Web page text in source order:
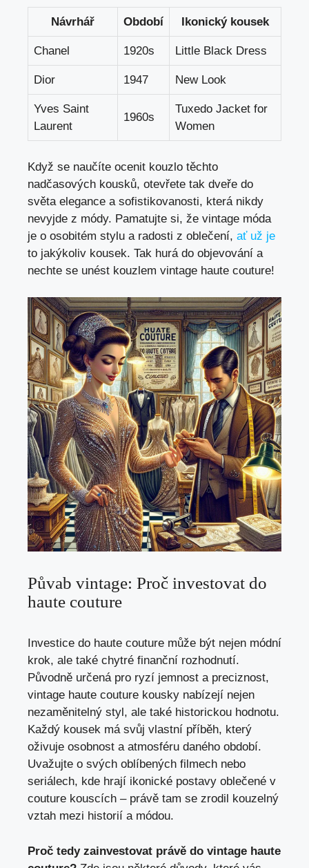
Návrhář Období Ikonický kousek
Chanel 1920s Little Black Dress
Dior 1947 New Look
Yves‌ Saint
Laurent
1960s
Tuxedo ⁤Jacket for
Women
Když se naučíte ocenit kouzlo⁢ těchto
nadčasových ​kousků, otevřete tak dveře do
světa elegance ‍a sofistikovanosti, která⁢ nikdy
nevyjde⁣ z módy. Pamatujte si, že vintage móda
je o osobitém stylu ⁤a ⁤radosti z oblečení, ať už je
to jakýkoliv kousek. Tak ⁢hurá do objevování a
nechte ⁣se ⁢unést⁣ kouzlem vintage haute couture!
Půvab vintage: Proč investovat do
‍haute couture
Investice do haute couture může být nejen módní
⁢krok, ale také ​chytré finanční rozhodnutí.
Původně určená pro ryzí jemnost a preciznost,
vintage haute couture kousky nabízejí nejen
nezaměnitelný styl, ale také⁤ historickou⁣ hodnotu.
Každý ‌kousek má svůj vlastní příběh, ⁤který
oživuje osobnost a atmosféru daného období.
Uvažujte⁣ o svých oblíbených filmech nebo
seriálech, kde hrají ikonické‌ postavy oblečené‌ v
couture kouscích – právě⁤ tam se zrodil kouzelný
vztah mezi historií a módou.
Proč tedy zainvestovat právě do vintage haute